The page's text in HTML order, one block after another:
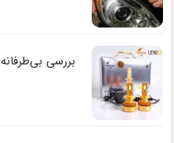
بررسی